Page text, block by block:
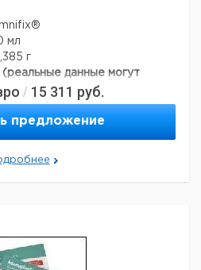
мл
г
данные могут
Германия
Гессе
/ 15 311 руб.
предложение